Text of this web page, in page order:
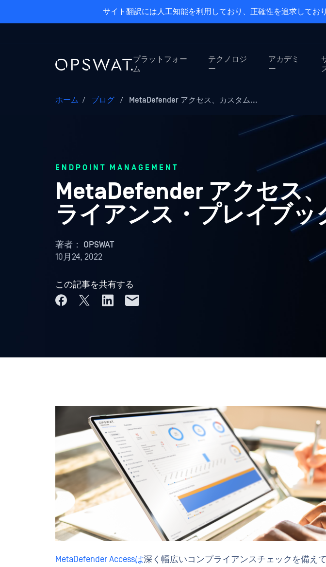
サイト翻訳には人工知能を利用しており、正確性を追求してお
プラットフォー
ム
テクノロジ
ー
アカデミ
ー
ホーム / ブログ / MetaDefender アクセス、カスタム...
ENDPOINT MANAGEMENT
MetaDefender アクセス
ライアンス・プレイブッ
著者： OPSWAT
10月24, 2022
この記事を共有する
MetaDefender Accessは深く幅広いコンプライアンスチェックを備えて